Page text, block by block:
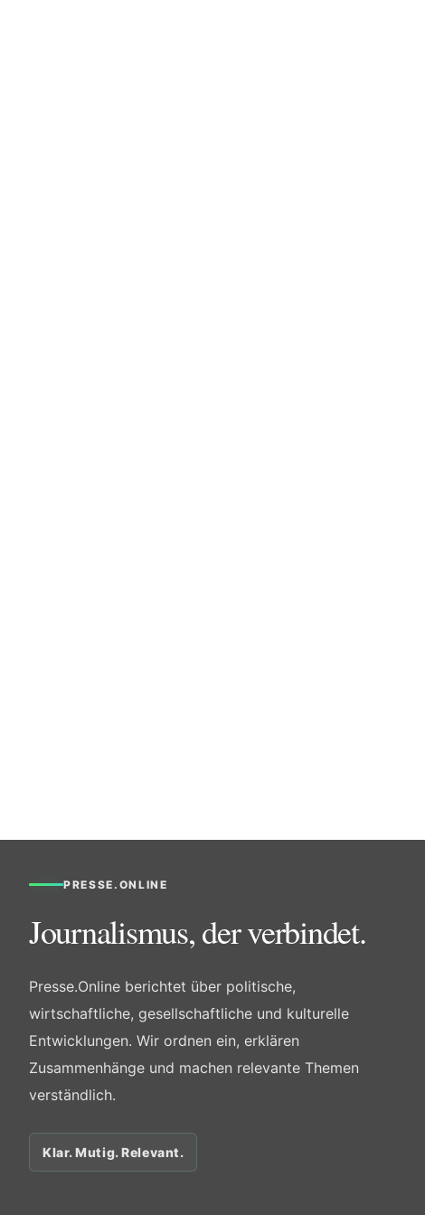
PRESSE.ONLINE
Journalismus, der verbindet.
Presse.Online berichtet über politische,
wirtschaftliche, gesellschaftliche und kulturelle
Entwicklungen. Wir ordnen ein, erklären
Zusammenhänge und machen relevante Themen
verständlich.
Klar. Mutig. Relevant.